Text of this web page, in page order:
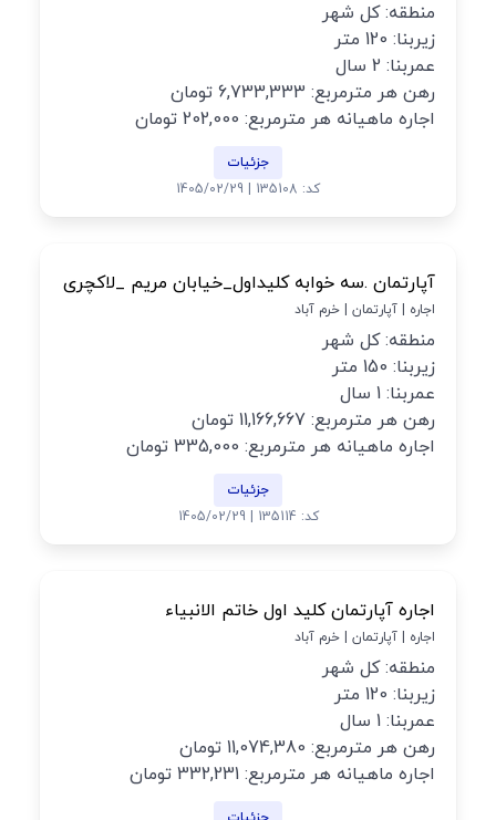
منطقه: کل شهر
زیربنا: 120 متر
عمربنا: 2 سال
رهن هر مترمربع: 6,733,333 تومان
اجاره ماهیانه هر مترمربع: 202,000 تومان
جزئیات
کد: 135108 | 1405/02/29
آپارتمان .سه خوابه کلیداول_خیابان مریم _لاکچری
اجاره | آپارتمان | خرم آباد
منطقه: کل شهر
زیربنا: 150 متر
عمربنا: 1 سال
رهن هر مترمربع: 11,166,667 تومان
اجاره ماهیانه هر مترمربع: 335,000 تومان
جزئیات
کد: 135114 | 1405/02/29
اجاره آپارتمان کلید اول خاتم الانبیاء
اجاره | آپارتمان | خرم آباد
منطقه: کل شهر
زیربنا: 120 متر
عمربنا: 1 سال
رهن هر مترمربع: 11,074,380 تومان
اجاره ماهیانه هر مترمربع: 332,231 تومان